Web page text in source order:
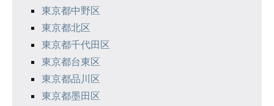
東京都中野区
東京都北区
東京都千代田区
東京都台東区
東京都品川区
東京都墨田区